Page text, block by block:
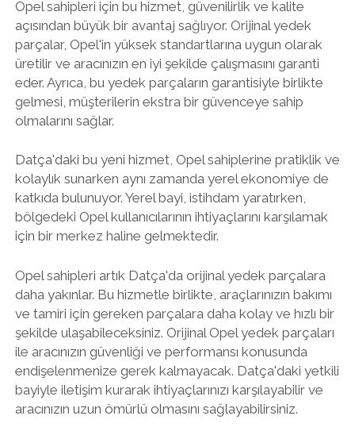
Opel sahipleri için bu hizmet, güvenilirlik ve kalite
açısından büyük bir avantaj sağlıyor. Orijinal yedek
parçalar, Opel'in yüksek standartlarına uygun olarak
üretilir ve aracınızın en iyi şekilde çalışmasını garanti
eder. Ayrıca, bu yedek parçaların garantisiyle birlikte
gelmesi, müşterilerin ekstra bir güvenceye sahip
olmalarını sağlar.
Datça'daki bu yeni hizmet, Opel sahiplerine pratiklik ve
kolaylık sunarken aynı zamanda yerel ekonomiye de
katkıda bulunuyor. Yerel bayi, istihdam yaratırken,
bölgedeki Opel kullanıcılarının ihtiyaçlarını karşılamak
için bir merkez haline gelmektedir.
Opel sahipleri artık Datça'da orijinal yedek parçalara
daha yakınlar. Bu hizmetle birlikte, araçlarınızın bakımı
ve tamiri için gereken parçalara daha kolay ve hızlı bir
şekilde ulaşabileceksiniz. Orijinal Opel yedek parçaları
ile aracınızın güvenliği ve performansı konusunda
endişelenmenize gerek kalmayacak. Datça'daki yetkili
bayiyle iletişim kurarak ihtiyaçlarınızı karşılayabilir ve
aracınızın uzun ömürlü olmasını sağlayabilirsiniz.